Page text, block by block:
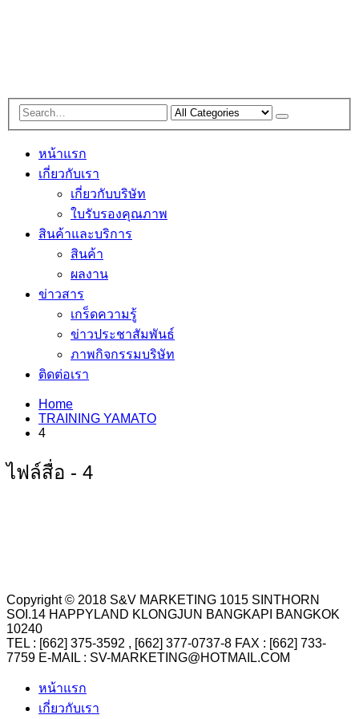
หน้าแรก
เกี่ยวกับเรา
เกี่ยวกับบริษัท
ใบรับรองคุณภาพ
สินค้าและบริการ
สินค้า
ผลงาน
ข่าวสาร
เกร็ดความรู้
ข่าวประชาสัมพันธ์
ภาพกิจกรรมบริษัท
ติดต่อเรา
Home
TRAINING YAMATO
4
ไฟล์สื่อ - 4
Copyright © 2018 S&V MARKETING 1015 SINTHORN
SOI.14 HAPPYLAND KLONGJUN BANGKAPI BANGKOK
10240
TEL : [662] 375-3592 , [662] 377-0737-8 FAX : [662] 733-
7759 E-MAIL : SV-MARKETING@HOTMAIL.COM
หน้าแรก
เกี่ยวกับเรา